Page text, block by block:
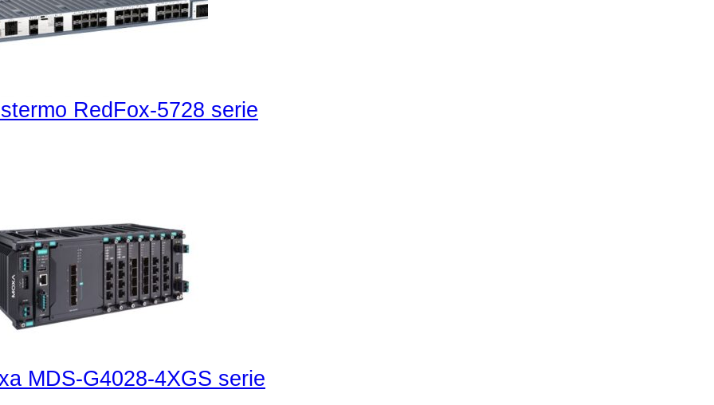
RedFox-5728 serie
MDS-G4028-4XGS serie